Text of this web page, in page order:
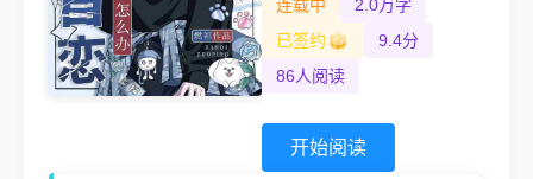
连载中
2.0万字
已签约
9.4分
86人阅读
开始阅读